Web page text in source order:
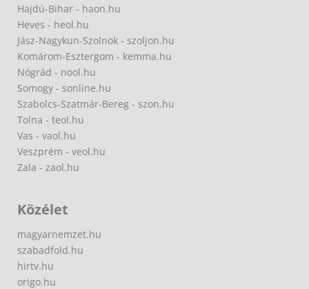
Hajdú-Bihar - haon.hu
Heves - heol.hu
Jász-Nagykun-Szolnok - szoljon.hu
Komárom-Esztergom - kemma.hu
Nógrád - nool.hu
Somogy - sonline.hu
Szabolcs-Szatmár-Bereg - szon.hu
Tolna - teol.hu
Vas - vaol.hu
Veszprém - veol.hu
Zala - zaol.hu
Közélet
magyarnemzet.hu
szabadfold.hu
hirtv.hu
origo.hu